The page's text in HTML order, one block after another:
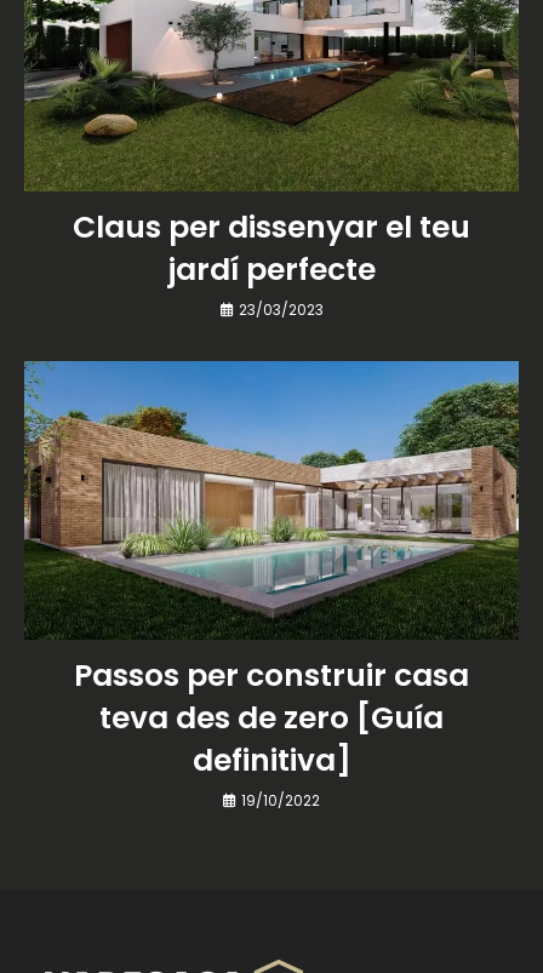
Claus per dissenyar el teu
jardí perfecte
23/03/2023
Passos per construir casa
teva des de zero [Guía
definitiva]
19/10/2022